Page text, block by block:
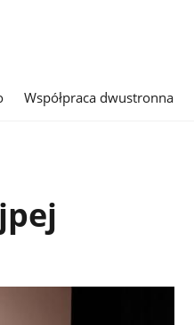
Współpraca dwustronna